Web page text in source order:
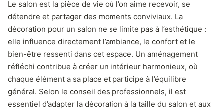
Le salon est la pièce de vie où l’on aime recevoir, se
détendre et partager des moments conviviaux. La
décoration pour un salon ne se limite pas à l’esthétique :
elle influence directement l’ambiance, le confort et le
bien-être ressenti dans cet espace. Un aménagement
réfléchi contribue à créer un intérieur harmonieux, où
chaque élément a sa place et participe à l’équilibre
général. Selon le conseil des professionnels, il est
essentiel d’adapter la décoration à la taille du salon et aux